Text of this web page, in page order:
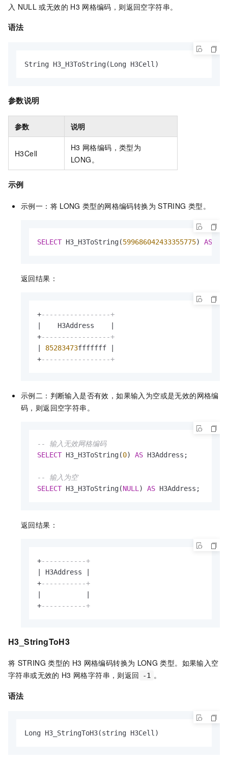
入 NULL 或无效的 H3 网格编码，则返回空字符串。
语法
String H3_H3ToString(Long H3Cell)
参数说明
参数 说明
H3Cell
H3 网格编码，类型为
LONG。
示例
示例一：将 LONG 类型的网格编码转换为 STRING 类型。
SELECT H3_H3ToString(599686042433355775) AS
返回结果：
+-----------------+
|
    H3Address
|
+-----------------+
|
85283473fffffff
|
+-----------------+
示例二：判断输入是否有效，如果输入为空或是无效的网格编
码，则返回空字符串。
-- 输入无效网格编码
SELECT H3_H3ToString(0) AS H3Address;
-- 输入为空
SELECT H3_H3ToString(NULL ) AS H3Address;
返回结果：
+-----------+
|
H3Address
|
+-----------+
|
|
+-----------+
H3_StringToH3
将 STRING 类型的 H3 网格编码转换为 LONG 类型。如果输入空
字符串或无效的 H3 网格字符串，则返回 -1 。
语法
Long H3_StringToH3(string H3Cell)